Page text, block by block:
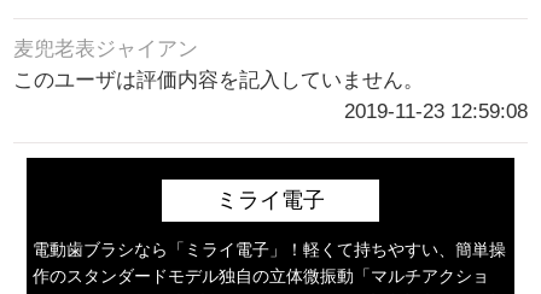
麦兜老表ジャイアン
このユーザは評価内容を記入していません。
2019-11-23 12:59:08
ミライ電子
電動歯ブラシなら「ミライ電子」！軽くて持ちやすい、簡単操
作のスタンダードモデル独自の立体微振動「マルチアクショ